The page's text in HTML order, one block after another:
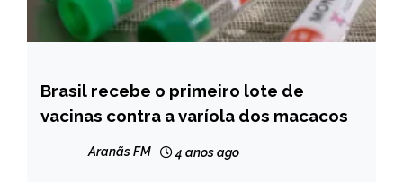
BRASIL
NOTÍCIAS
Brasil recebe o primeiro lote de
vacinas contra a varíola dos macacos
Aranãs FM 4 anos ago